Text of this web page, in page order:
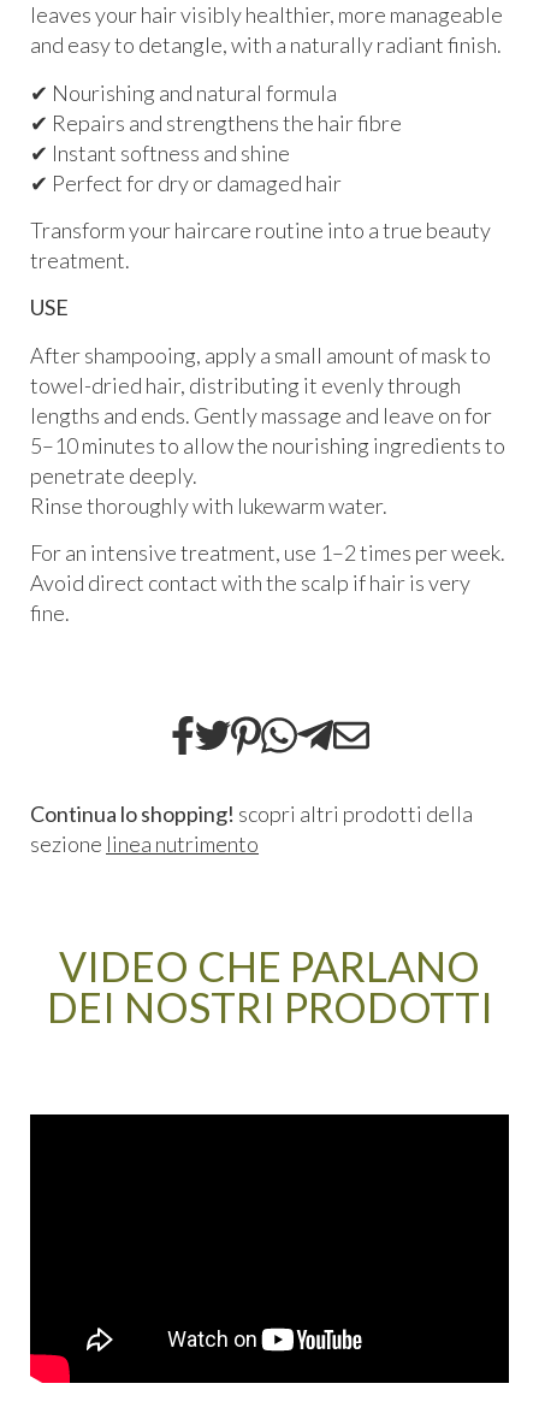
leaves your hair visibly healthier, more manageable
and easy to detangle, with a naturally radiant finish.
✔ Nourishing and natural formula
✔ Repairs and strengthens the hair fibre
✔ Instant softness and shine
✔ Perfect for dry or damaged hair
Transform your haircare routine into a true beauty
treatment.
USE
After shampooing, apply a small amount of mask to
towel-dried hair, distributing it evenly through
lengths and ends. Gently massage and leave on for
5–10 minutes to allow the nourishing ingredients to
penetrate deeply.
Rinse thoroughly with lukewarm water.
For an intensive treatment, use 1–2 times per week.
Avoid direct contact with the scalp if hair is very
fine.
Continua lo shopping! scopri altri prodotti della
sezione linea nutrimento
VIDEO CHE PARLANO
DEI NOSTRI PRODOTTI